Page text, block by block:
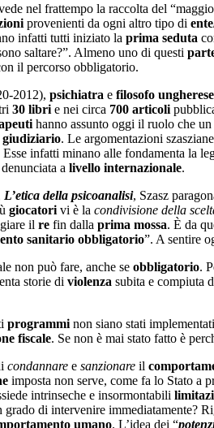
nel frattempo la raccolta del
provenienti da ogni altro tipo di ente
infatti tutti iniziato la prima seduta
saltare?”. Almeno uno di questi
il percorso obbligatorio.
2012), psichiatra e filosofo ungherese
30 libri e nei circa 700 articoli
hanno assunto oggi il ruolo che
. Le argomentazioni
infatti minano alle fondamenta la
a livello internazionale.
L’etica della psicoanalisi, Szasz
giocatori vi è la condivisione della
il re fin dalla prima mossa. È da
sanitario obbligatorio”. A sentire
non può fare, anche se obbligatorio.
storie di violenza subita e compiuta
programmi non siano stati
fiscale. Se non è mai stato fatto è
condannare e sanzionare il
imposta non serve, come fa lo Stato a
intrinseche e insormontabili
grado di intervenire immediatamente?
umano. L’idea dei “